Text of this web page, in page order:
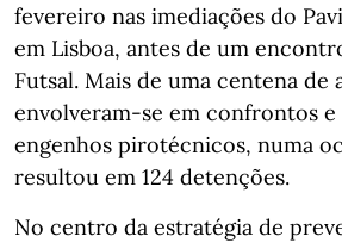
fevereiro nas imediações do
em Lisboa, antes de um
Futsal. Mais de uma centena de
envolveram-se em confrontos
engenhos pirotécnicos, numa
resultou em 124 detenções.
No centro da estratégia de